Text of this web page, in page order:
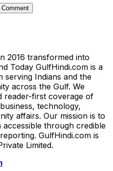
2016 transformed into
Today GulfHindi.com is a
serving Indians and the
across the Gulf. We
reader-first coverage of
technology,
affairs. Our mission is to
through credible
GulfHindi.com is
Limited.